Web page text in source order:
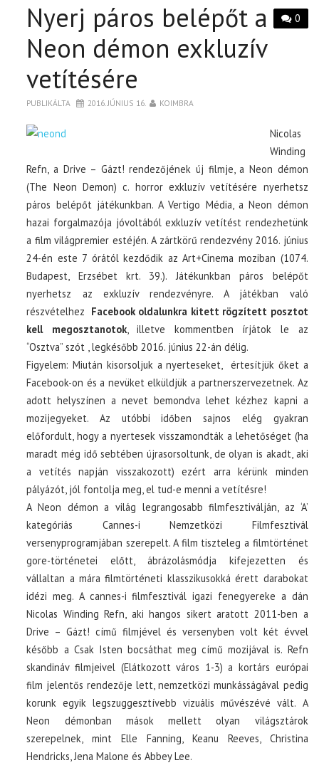
0
Nyerj páros belépőt a
Neon démon exkluzív
vetítésére
PUBLIKÁLTA 2016. JÚNIUS 16. KOIMBRA
Nicolas
Winding
Refn, a Drive – Gázt! rendezőjének új filmje, a Neon démon
(The Neon Demon) c. horror exkluzív vetítésére nyerhetsz
páros belépőt játékunkban. A Vertigo Média, a Neon démon
hazai forgalmazója jóvoltából exkluzív vetítést rendezhetünk
a film világpremier estéjén. A zártkörű rendezvény 2016. június
24-én este 7 órától kezdődik az Art+Cinema moziban (1074.
Budapest, Erzsébet krt. 39.). Játékunkban páros belépőt
nyerhetsz az exkluzív rendezvényre. A játékban való
részvételhez Facebook oldalunkra kitett rögzített posztot
kell megosztanotok, illetve kommentben írjátok le az
“Osztva” szót , legkésőbb 2016. június 22-án délig.
Figyelem: Miután kisorsoljuk a nyerteseket, értesítjük őket a
Facebook-on és a nevüket elküldjük a partnerszervezetnek. Az
adott helyszínen a nevet bemondva lehet kézhez kapni a
mozijegyeket. Az utóbbi időben sajnos elég gyakran
előfordult, hogy a nyertesek visszamondták a lehetőséget (ha
maradt még idő sebtében újrasorsoltunk, de olyan is akadt, aki
a vetítés napján visszakozott) ezért arra kérünk minden
pályázót, jól fontolja meg, el tud-e menni a vetítésre!
A Neon démon a világ legrangosabb filmfesztiválján, az ‘A’
kategóriás Cannes-i Nemzetközi Filmfesztivál
versenyprogramjában szerepelt. A film tiszteleg a filmtörténet
gore-történetei előtt, ábrázolásmódja kifejezetten és
vállaltan a mára filmtörténeti klasszikusokká érett darabokat
idézi meg. A cannes-i filmfesztivál igazi fenegyereke a dán
Nicolas Winding Refn, aki hangos sikert aratott 2011-ben a
Drive – Gázt! című filmjével és versenyben volt két évvel
később a Csak Isten bocsáthat meg című mozijával is. Refn
skandináv filmjeivel (Elátkozott város 1-3) a kortárs európai
film jelentős rendezője lett, nemzetközi munkásságával pedig
korunk egyik legszuggesztívebb vizuális művészévé vált. A
Neon démonban mások mellett olyan világsztárok
szerepelnek, mint Elle Fanning, Keanu Reeves, Christina
Hendricks, Jena Malone és Abbey Lee.